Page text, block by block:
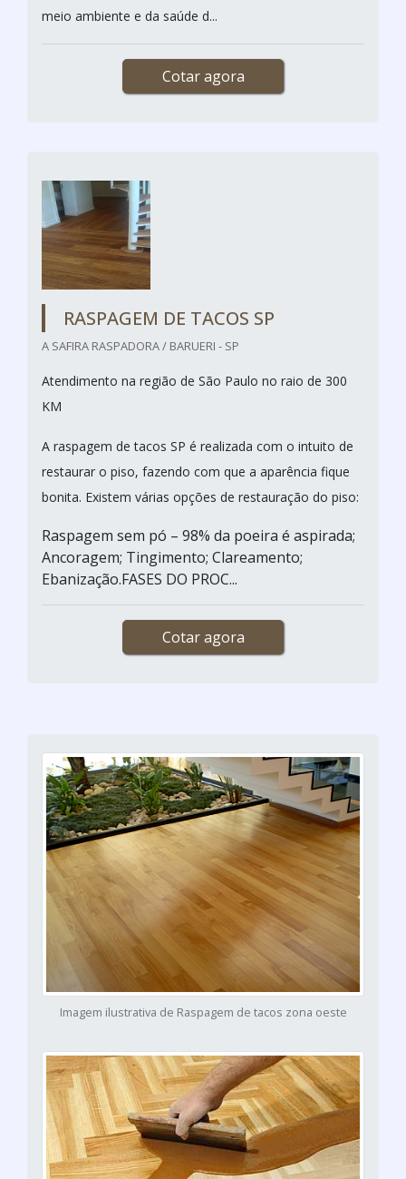
meio ambiente e da saúde d...
Cotar agora
RASPAGEM DE TACOS SP
A SAFIRA RASPADORA / BARUERI - SP
Atendimento na região de São Paulo no raio de 300
KM
A raspagem de tacos SP é realizada com o intuito de
restaurar o piso, fazendo com que a aparência fique
bonita. Existem várias opções de restauração do piso:
Raspagem sem pó – 98% da poeira é aspirada;
Ancoragem; Tingimento; Clareamento;
Ebanização.FASES DO PROC...
Cotar agora
Imagem ilustrativa de Raspagem de tacos zona oeste